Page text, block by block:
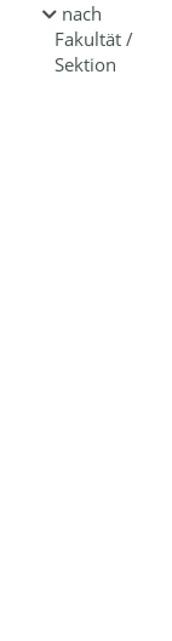
nach
Fakultät /
Sektion